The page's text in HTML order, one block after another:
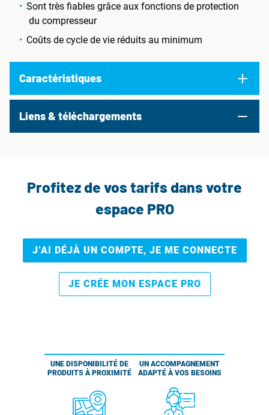
Sont très fiables grâce aux fonctions de protection
du compresseur
Coûts de cycle de vie réduits au minimum
Caractéristiques
Liens & téléchargements
Profitez de vos tarifs dans votre
espace PRO
J’AI DÉJÀ UN COMPTE, JE ME CONNECTE
JE CRÉE MON ESPACE PRO
UNE DISPONIBILITÉ DE
PRODUITS À PROXIMITÉ
UN ACCOMPAGNEMENT
ADAPTÉ À VOS BESOINS